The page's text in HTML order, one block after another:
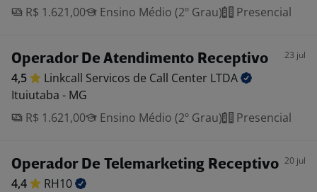
R$ 1.621,00 Ensino Médio (2º Grau) Presencial
Operador De Atendimento Receptivo 23 jul
4,5 Linkcall Servicos de Call Center LTDA
Ituiutaba - MG
R$ 1.621,00
Ensino Médio (2º Grau) Presencial
Operador De Telemarketing Receptivo 20 jul
4,4
RH10